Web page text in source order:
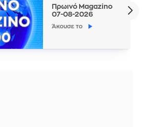
Πρωινό Magazino
07-08-2026
Άκουσε το